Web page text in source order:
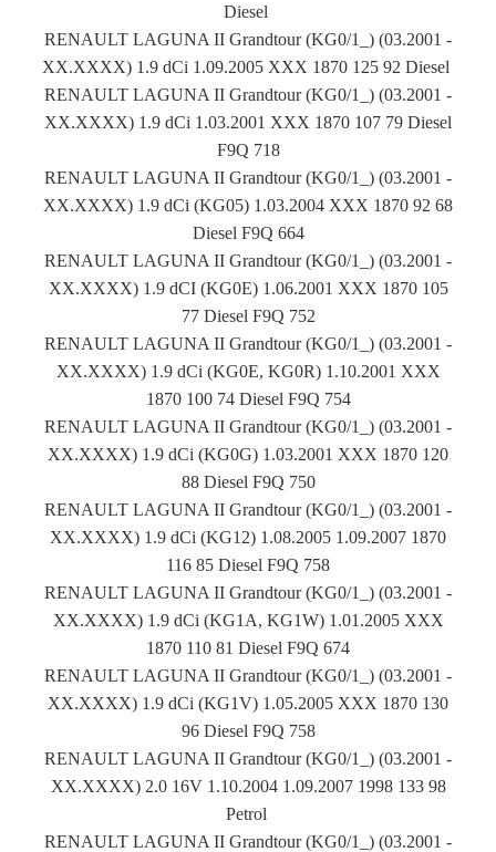
Diesel
RENAULT LAGUNA II Grandtour (KG0/1_) (03.2001 -
XX.XXXX) 1.9 dCi 1.09.2005 XXX 1870 125 92 Diesel
RENAULT LAGUNA II Grandtour (KG0/1_) (03.2001 -
XX.XXXX) 1.9 dCi 1.03.2001 XXX 1870 107 79 Diesel
F9Q 718
RENAULT LAGUNA II Grandtour (KG0/1_) (03.2001 -
XX.XXXX) 1.9 dCi (KG05) 1.03.2004 XXX 1870 92 68
Diesel F9Q 664
RENAULT LAGUNA II Grandtour (KG0/1_) (03.2001 -
XX.XXXX) 1.9 dCI (KG0E) 1.06.2001 XXX 1870 105
77 Diesel F9Q 752
RENAULT LAGUNA II Grandtour (KG0/1_) (03.2001 -
XX.XXXX) 1.9 dCi (KG0E, KG0R) 1.10.2001 XXX
1870 100 74 Diesel F9Q 754
RENAULT LAGUNA II Grandtour (KG0/1_) (03.2001 -
XX.XXXX) 1.9 dCi (KG0G) 1.03.2001 XXX 1870 120
88 Diesel F9Q 750
RENAULT LAGUNA II Grandtour (KG0/1_) (03.2001 -
XX.XXXX) 1.9 dCi (KG12) 1.08.2005 1.09.2007 1870
116 85 Diesel F9Q 758
RENAULT LAGUNA II Grandtour (KG0/1_) (03.2001 -
XX.XXXX) 1.9 dCi (KG1A, KG1W) 1.01.2005 XXX
1870 110 81 Diesel F9Q 674
RENAULT LAGUNA II Grandtour (KG0/1_) (03.2001 -
XX.XXXX) 1.9 dCi (KG1V) 1.05.2005 XXX 1870 130
96 Diesel F9Q 758
RENAULT LAGUNA II Grandtour (KG0/1_) (03.2001 -
XX.XXXX) 2.0 16V 1.10.2004 1.09.2007 1998 133 98
Petrol
RENAULT LAGUNA II Grandtour (KG0/1_) (03.2001 -